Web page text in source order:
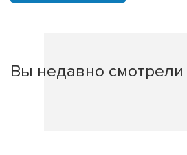
Вы недавно смотрели